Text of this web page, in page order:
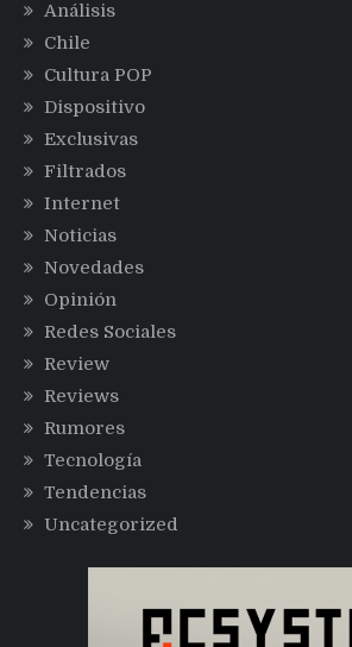
Análisis
Chile
Cultura POP
Dispositivo
Exclusivas
Filtrados
Internet
Noticias
Novedades
Opinión
Redes Sociales
Review
Reviews
Rumores
Tecnología
Tendencias
Uncategorized